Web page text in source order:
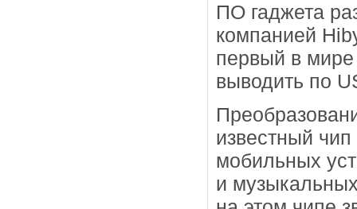
ПО гаджета
компанией
первый в
выводить по
известный
мобильных
и